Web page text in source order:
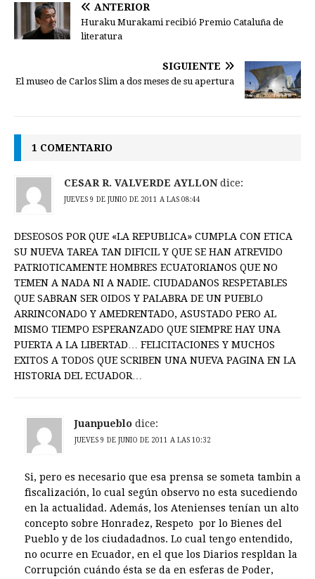
ANTERIOR
Huraku Murakami recibió Premio Cataluña de
literatura
SIGUIENTE
El museo de Carlos Slim a dos meses de su apertura
1 COMENTARIO
CESAR R. VALVERDE AYLLON dice:
JUEVES 9 DE JUNIO DE 2011 A LAS 08:44
DESEOSOS POR QUE «LA REPUBLICA» CUMPLA CON ETICA
SU NUEVA TAREA TAN DIFICIL Y QUE SE HAN ATREVIDO
PATRIOTICAMENTE HOMBRES ECUATORIANOS QUE NO
TEMEN A NADA NI A NADIE. CIUDADANOS RESPETABLES
QUE SABRAN SER OIDOS Y PALABRA DE UN PUEBLO
ARRINCONADO Y AMEDRENTADO, ASUSTADO PERO AL
MISMO TIEMPO ESPERANZADO QUE SIEMPRE HAY UNA
PUERTA A LA LIBERTAD… FELICITACIONES Y MUCHOS
EXITOS A TODOS QUE SCRIBEN UNA NUEVA PAGINA EN LA
HISTORIA DEL ECUADOR…
Juanpueblo dice:
JUEVES 9 DE JUNIO DE 2011 A LAS 10:32
Si, pero es necesario que esa prensa se someta tambin a
fiscalización, lo cual según observo no esta sucediendo
en la actualidad. Además, los Atenienses tenían un alto
concepto sobre Honradez, Respeto por lo Bienes del
Pueblo y de los ciudadadnos. Lo cual tengo entendido,
no ocurre en Ecuador, en el que los Diarios respldan la
Corrupción cuándo ésta se da en esferas de Poder,